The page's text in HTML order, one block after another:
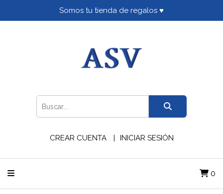
Somos tu tienda de regalos ♥
CREAR CUENTA INICIAR SESIÓN
0